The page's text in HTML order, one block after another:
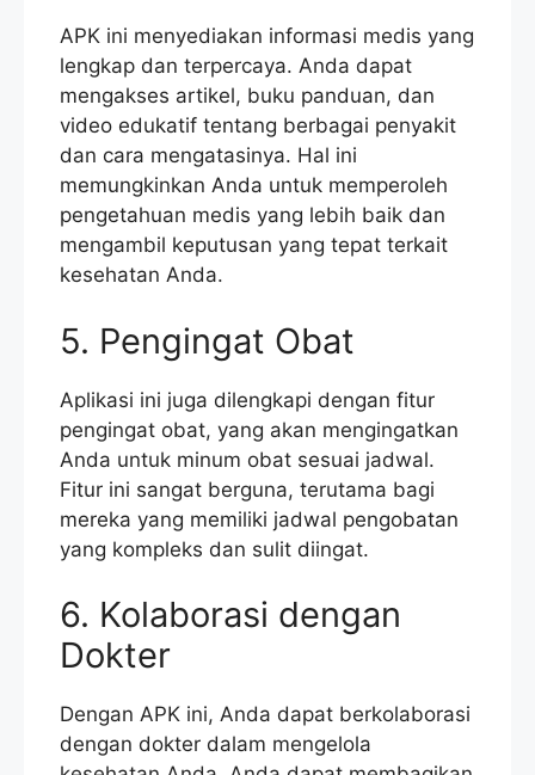
APK ini menyediakan informasi medis yang
lengkap dan terpercaya. Anda dapat
mengakses artikel, buku panduan, dan
video edukatif tentang berbagai penyakit
dan cara mengatasinya. Hal ini
memungkinkan Anda untuk memperoleh
pengetahuan medis yang lebih baik dan
mengambil keputusan yang tepat terkait
kesehatan Anda.
5. Pengingat Obat
Aplikasi ini juga dilengkapi dengan fitur
pengingat obat, yang akan mengingatkan
Anda untuk minum obat sesuai jadwal.
Fitur ini sangat berguna, terutama bagi
mereka yang memiliki jadwal pengobatan
yang kompleks dan sulit diingat.
6. Kolaborasi dengan
Dokter
Dengan APK ini, Anda dapat berkolaborasi
dengan dokter dalam mengelola